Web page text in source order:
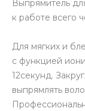
Выпрямитель
к работе всего
Для мягких и
с функцией
12секунд.
выпрямлять